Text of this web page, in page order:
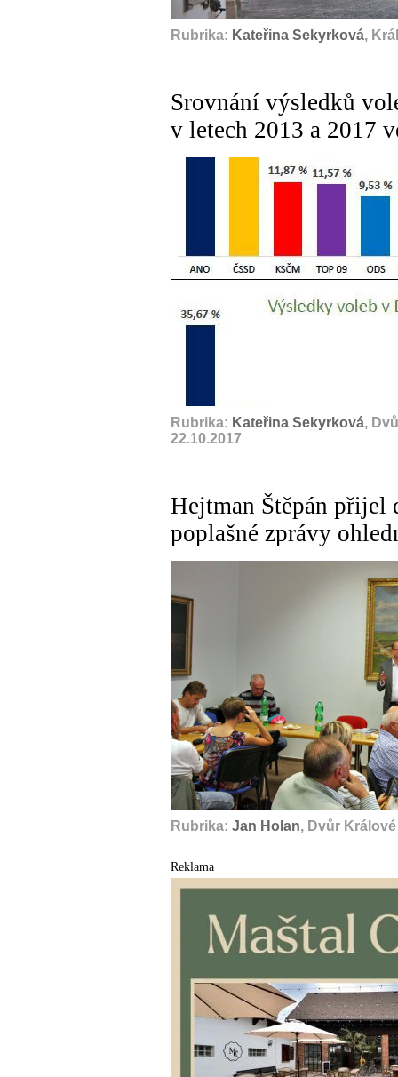
Rubrika: Kateřina Sekyrková,
Srovnání výsledků
v letech 2013 a 2017
Rubrika: Kateřina Sekyrková,
22.10.2017
Hejtman Štěpán přijel
poplašné zprávy
Rubrika: Jan Holan, Dvůr
Reklama